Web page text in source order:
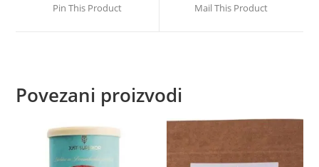
Pin This Product Mail This Product
Povezani proizvodi